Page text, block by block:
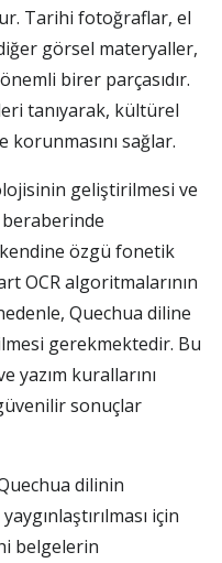
Tarihi fotoğraflar, el
görsel materyaller,
birer parçasıdır.
tanıyarak, kültürel
korunmasını sağlar.
geliştirilmesi ve
beraberinde
özgü fonetik
OCR algoritmalarının
Quechua diline
gerekmektedir. Bu
yazım kurallarını
sonuçlar
dilinin
için
belgelerin